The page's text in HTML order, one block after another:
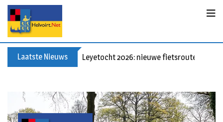
Laatste Nieuws Leyetocht 2026: nieuwe fietsroutes